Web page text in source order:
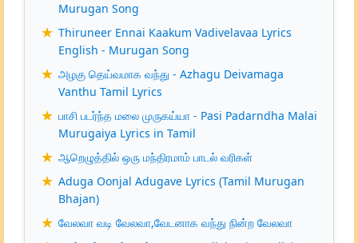
Murugan Song
Thiruneer Ennai Kaakum Vadivelavaa Lyrics
English - Murugan Song
அழகு தெய்வமாக வந்து - Azhagu Deivamaga
Vanthu Tamil Lyrics
பாசி படர்ந்த மலை முருகய்யா - Pasi Padarndha Malai
Murugaiya Lyrics in Tamil
ஆறெழுத்தில் ஒரு மந்திரமாம் பாடல் வரிகள்
Aduga Oonjal Adugave Lyrics (Tamil Murugan
Bhajan)
வேலவா வடி வேலவா,வேடனாக வந்து நின்ற வேலவா